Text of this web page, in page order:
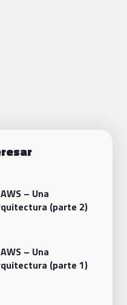
– Una
(parte 2)
– Una
(parte 1)